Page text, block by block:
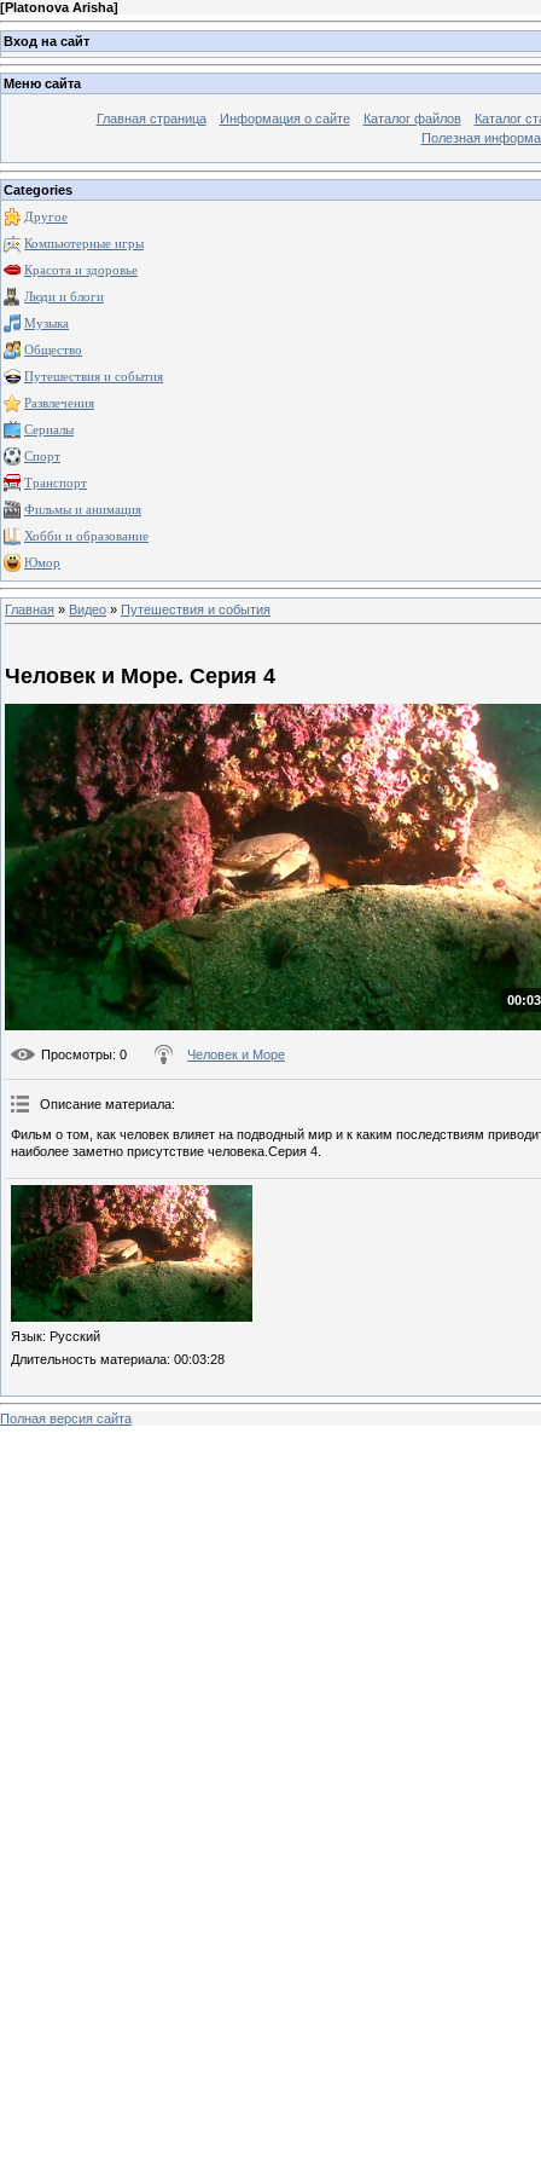
[Platonova Arisha]
Вход на сайт
Меню сайта
Главная страница Информация о сайте Каталог файлов
Каталог
Полезная
Categories
Другое
Компьютерные игры
Красота и здоровье
Люди и блоги
Музыка
Общество
Путешествия и события
Развлечения
Сериалы
Спорт
Транспорт
Фильмы и анимация
Хобби и образование
Юмор
Главная » Видео » Путешествия и события
Человек и Море. Серия 4
Просмотры: 0 Человек и Море
Описание материала:
Фильм о том, как человек влияет на подводный мир и к каким последствиям
наиболее заметно присутствие человека.Серия 4.
Язык: Русский
Длительность материала: 00:03:28
Полная версия сайта